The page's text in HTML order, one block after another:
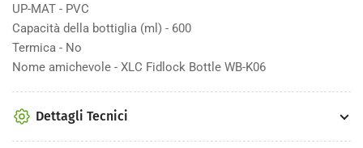
UP-MAT - PVC
Capacità della bottiglia (ml) - 600
Termica - No
Nome amichevole - XLC Fidlock Bottle WB-K06
Dettagli Tecnici